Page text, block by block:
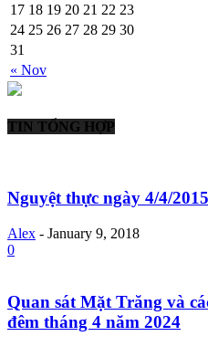
« Nov
17 18 19 20 21 22 23
24 25 26 27 28 29 30
31
TIN TỔNG HỢP
Nguyệt thực ngày 4/4/2015
Alex - January 9, 2018
0
Quan sát Mặt Trăng và
đêm tháng 4 năm 2024